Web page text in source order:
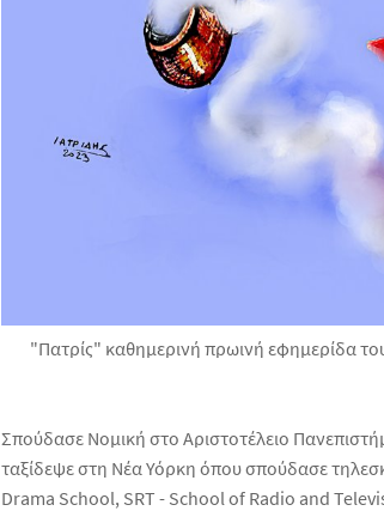
"Πατρίς" καθημερινή πρωινή εφημερίδα
Σπούδασε Νομική στο Αριστοτέλειο
ταξίδεψε στη Νέα Υόρκη όπου σπούδασε
Drama School, SRT - School of Radio and